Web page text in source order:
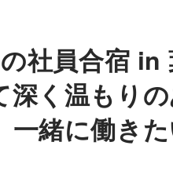
の社員合宿
深く温もり
一緒に働き